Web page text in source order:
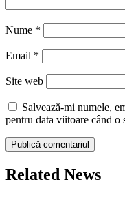
Nume *
Email *
Site web
Salvează-mi numele,
pentru data viitoare când o
Related News